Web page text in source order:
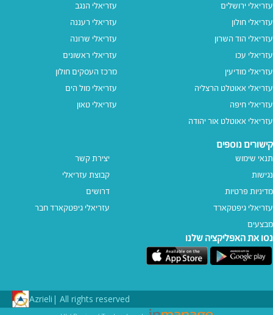
עזריאלי ירושלים
עזריאלי חולון
עזריאלי הוד השרון
עזריאלי עכו
עזריאלי מודיעין
עזריאלי אאוטלט הרצליה
עזריאלי חיפה
עזריאלי אאוטלט אור יהודה
עזריאלי הנגב
עזריאלי רעננה
עזריאלי שרונה
עזריאלי ראשונים
מרכז העסקים חולון
עזריאלי מול הים
עזריאלי טאון
קישורים נוספים
תנאי שימוש
נגישות
מדיניות פרטיות
עזריאלי גיפטקארד
מבצעים
יצירת קשר
קבוצת עזריאלי
דרושים
עזריאלי גיפטקארד חבר‎
נסו את האפליקציה שלנו
All rights reserved |
Azrieli